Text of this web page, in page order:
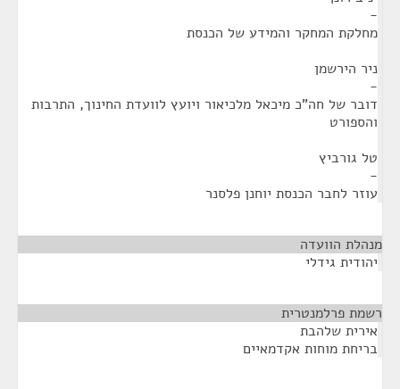
-
מחלקת המחקר והמידע של הכנסת
ניר הירשמן
-
דובר של חה"כ מיכאל מלכיאור ויועץ לוועדת החינוך, התרבות
והספורט
טל גורביץ
-
עוזר לחבר הכנסת יוחנן פלסנר
מנהלת הוועדה
יהודית גידלי
רשמת פרלמנטרית
אירית שלהבת
בריחת מוחות אקדמאיים